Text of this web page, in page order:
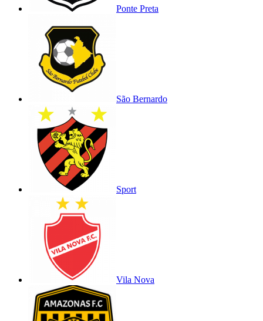
Ponte Preta
São Bernardo
Sport
Vila Nova